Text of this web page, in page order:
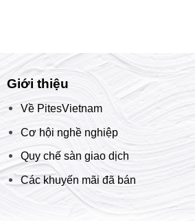
Giới thiệu
Về PitesVietnam
Cơ hội nghề nghiệp
Quy chế sàn giao dịch
Các khuyến mãi đã bán